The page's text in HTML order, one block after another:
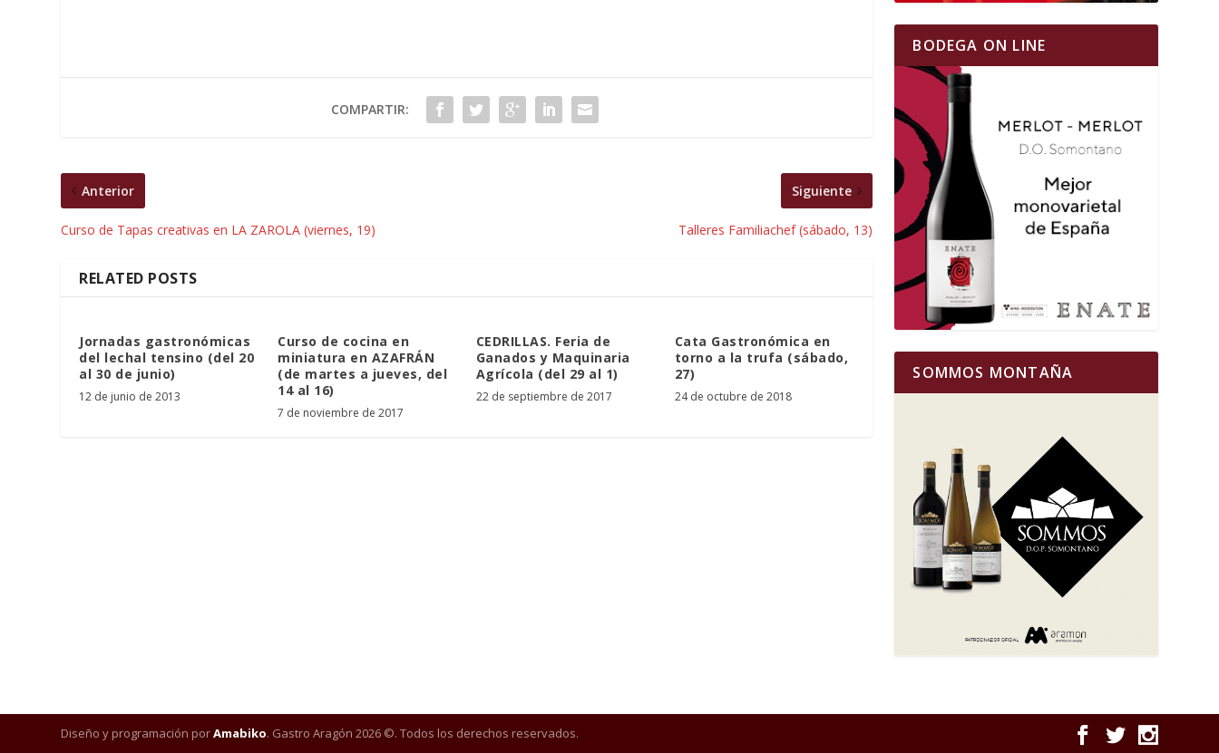
COMPARTIR:
Anterior
Curso de Tapas creativas en LA ZAROLA (viernes, 19)
Siguiente
Talleres Familiachef (sábado, 13)
RELATED POSTS
Jornadas gastronómicas
del lechal tensino (del 20
al 30 de junio)
12 de junio de 2013
Curso de cocina en
miniatura en AZAFRÁN
(de martes a jueves, del
14 al 16)
7 de noviembre de 2017
CEDRILLAS. Feria de
Ganados y Maquinaria
Agrícola (del 29 al 1)
22 de septiembre de 2017
Cata Gastronómica en
torno a la trufa (sábado,
27)
24 de octubre de 2018
BODEGA ON LINE
SOMMOS MONTAÑA
Diseño y programación porAmabiko. Gastro Aragón 2026 ©. Todos los derechos reservados.